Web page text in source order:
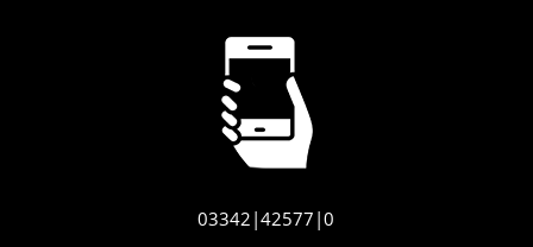
03342|42577|0